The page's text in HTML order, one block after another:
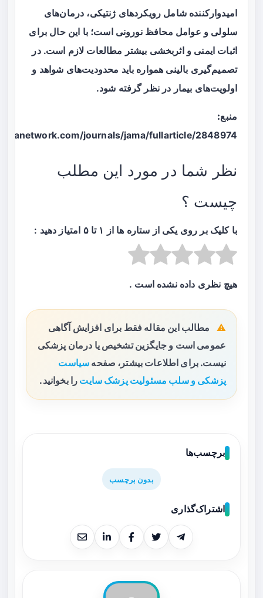
امیدوارکننده شامل رویکردهای ژنتیکی، درمان‌های
سلولی و عوامل محافظ نورونی است؛ با این حال برای
اثبات ایمنی و اثربخشی بیشتر مطالعات لازم است. در
تصمیم‌گیری بالینی همواره باید محدودیت‌های شواهد و
اولویت‌های بیمار در نظر گرفته شود.
منبع:
journals/jama/fullarticle/2848974
نظر شما در مورد این مطلب
چیست ؟
با کلیک بر روی یکی از ستاره ها از ۱ تا ۵ امتیاز دهید :
هیچ نظری داده نشده است .
مطالب این مقاله فقط برای افزایش آگاهی
عمومی است و جایگزین تشخیص یا درمان پزشکی
نیست. برای اطلاعات بیشتر، صفحه سیاست
پزشکی و سلب مسئولیت پزشک سایت را بخوانید.
برچسب‌ها
بدون برچسب
اشتراک‌گذاری